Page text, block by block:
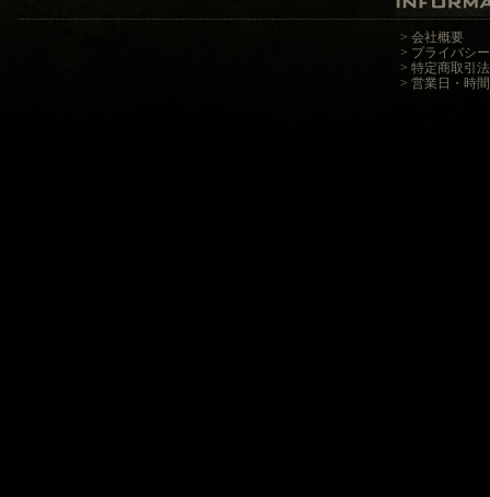
> 会社概要
> プライバシ
> 特定商取引
> 営業日・時